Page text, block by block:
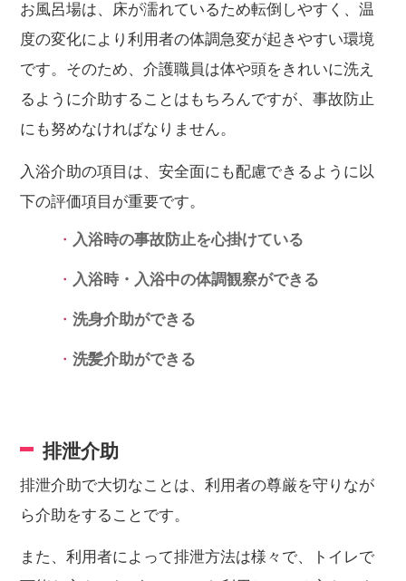
お風呂場は、床が濡れているため転倒しやすく、温
度の変化により利用者の体調急変が起きやすい環境
です。そのため、介護職員は体や頭をきれいに洗え
るように介助することはもちろんですが、事故防止
にも努めなければなりません。
入浴介助の項目は、安全面にも配慮できるように以
下の評価項目が重要です。
入浴時の事故防止を心掛けている
入浴時・入浴中の体調観察ができる
洗身介助ができる
洗髪介助ができる
排泄介助
排泄介助で大切なことは、利用者の尊厳を守りなが
ら介助をすることです。
また、利用者によって排泄方法は様々で、トイレで